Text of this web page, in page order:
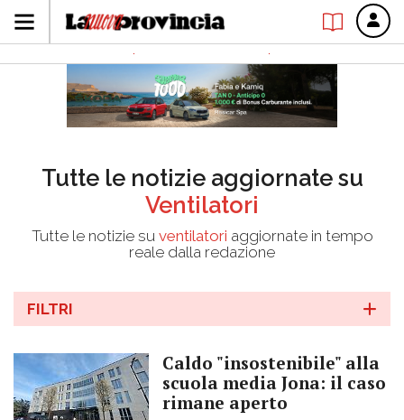
Tutte le notizie aggiornate su
Ventilatori
Tutte le notizie su ventilatori aggiornate in tempo
reale dalla redazione
FILTRI
Caldo "insostenibile" alla
scuola media Jona: il caso
rimane aperto